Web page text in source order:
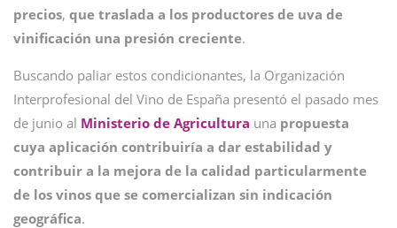
precios, que traslada a los productores de uva de
vinificación una presión creciente.
Buscando paliar estos condicionantes, la Organización
Interprofesional del Vino de España presentó el pasado mes
de junio al Ministerio de Agricultura una propuesta
cuya aplicación contribuiría a dar estabilidad y
contribuir a la mejora de la calidad particularmente
de los vinos que se comercializan sin indicación
geográfica.